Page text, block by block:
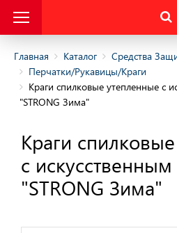
Защитная
Защитная
Индивидуальной
Защиты Рук
Главная Каталог
Средства
Перчатки/Рукавицы/Краги
Краги спилковые утепленные с
"STRONG Зима"
Краги
с
"STRONG Зима"